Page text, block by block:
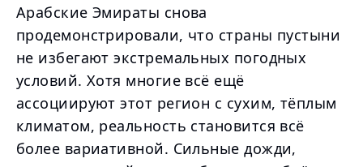
Арабские Эмираты снова
продемонстрировали, что страны пустыни
не избегают экстремальных погодных
условий. Хотя многие всё ещё
ассоциируют этот регион с сухим, тёплым
климатом, реальность становится всё
более вариативной. Сильные дожди,